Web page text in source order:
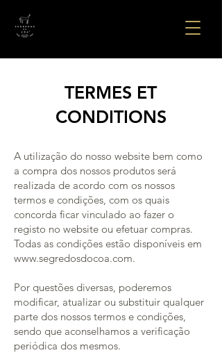
TERMES ET
CONDITIONS
A utilização do nosso website bem como
a compra dos nossos produtos será
realizada de acordo com os nossos
termos e condições, com os quais
concorda ficar vinculado ao fazer o
registo no website ou efetuar compras.
Todas as condições estão disponíveis em
www.segredosdocoa.com.
Por questões diversas, poderemos
modificar, atualizar ou substituir qualquer
parte dos nossos termos e condições,
sendo que aconselhamos a verificação
periódica dos mesmos.